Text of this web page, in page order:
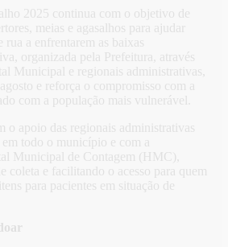
2025 continua com o objetivo de
meias e agasalhos para ajudar
rua a enfrentarem as baixas
organizada pela Prefeitura, através
Municipal e regionais administrativas,
e reforça o compromisso com a
com a população mais vulnerável.
o apoio das regionais administrativas
em todo o município e com a
Municipal de Contagem (HMC),
coleta e facilitando o acesso para quem
para pacientes em situação de